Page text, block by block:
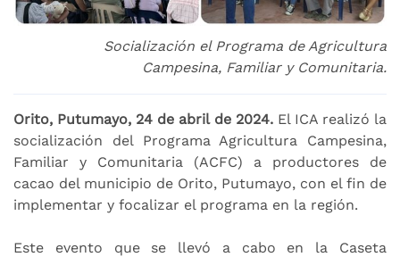
Socialización el Programa de Agricultura
Campesina, Familiar y Comunitaria.
Orito, Putumayo, 24 de abril de 2024.El ICA realizó la
socialización del Programa Agricultura Campesina,
Familiar y Comunitaria (ACFC) a productores de
cacao del municipio de Orito, Putumayo, con el fin de
implementar y focalizar el programa en la región.
Este evento que se llevó a cabo en la Caseta